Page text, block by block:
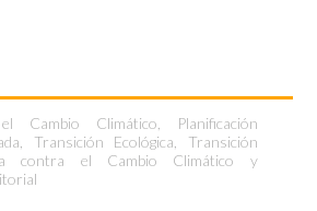
Cambio Climático
Planificación
Transición Ecológica
Transición
contra el Cambio Climático y